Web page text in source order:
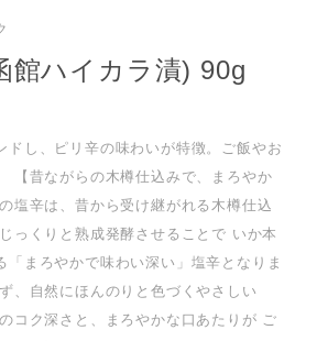
館ハイカラ漬) 90g
ドし、ピリ辛の味わいが特徴。ご飯やお
【昔ながらの木樽仕込みで、まろやか
塩辛は、昔から受け継がれる木樽仕込
っくりと熟成発酵させることで いか本
「まろやかで味わい深い」塩辛となりま
、自然にほんのりと色づくやさしい
コク深さと、まろやかな口あたりが ご